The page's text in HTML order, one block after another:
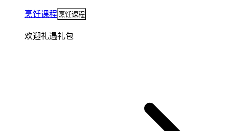
烹饪课程 烹饪课程
欢迎礼遇礼包